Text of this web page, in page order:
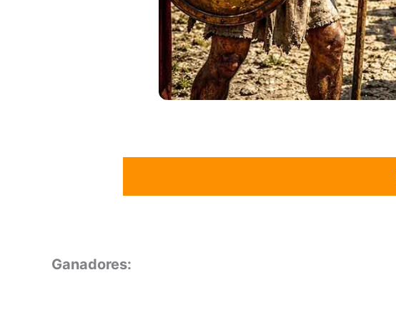
Ganadores: